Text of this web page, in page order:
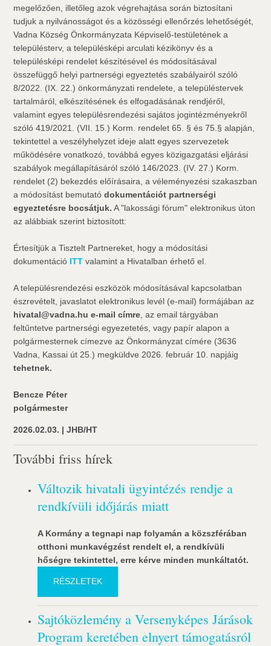
megelőzően, illetőleg azok végrehajtása során biztosítani
tudjuk a nyilvánosságot és a közösségi ellenőrzés lehetőségét,
Vadna Község Önkormányzata Képviselő-testületének a
településterv, a településképi arculati kézikönyv és a
településképi rendelet készítésével és módosításával
összefüggő helyi partnerségi egyeztetés szabályairól szóló
8/2022. (IX. 22.) önkormányzati rendelete, a településtervek
tartalmáról, elkészítésének és elfogadásának rendjéről,
valamint egyes településrendezési sajátos jogintézményekről
szóló 419/2021. (VII. 15.) Korm. rendelet 65. § és 75.§ alapján,
tekintettel a veszélyhelyzet ideje alatt egyes szervezetek
működésére vonatkozó, továbbá egyes közigazgatási eljárási
szabályok megállapításáról szóló 146/2023. (IV. 27.) Korm.
rendelet (2) bekezdés előírásaira, a véleményezési szakaszban
a módosítást bemutatódokumentációt partnerségi
egyeztetésre bocsátjuk. A "lakossági fórum" elektronikus úton
az alábbiak szerint biztosított:
Értesítjük a Tisztelt Partnereket, hogy a módosítási
dokumentáció ITT valamint a Hivatalban érhető el.
A településrendezési eszközök módosításával kapcsolatban
észrevételt, javaslatot elektronikus levél (e-mail) formájában az
hivatal@vadna.hu e-mail címre , az email tárgyában
feltűntetve partnerségi egyezetetés, vagy papír alapon a
polgármesternek címezve az Önkormányzat címére (3636
Vadna, Kassai út 25.) megküldve 2026. február 10. napjáig
tehetnek.
Bencze Péter
polgármester
2026.02.03. | JHB/HT
További friss hírek
Változik hivatali ügyintézés rendje a
rendkívüli időjárás miatt
A Kormány a tegnapi nap folyamán a közszférában
otthoni munkavégzést rendelt el, a rendkívüli
hőségre tekintettel, erre kérve minden munkáltatót.
RÉSZLETEK
Sajtóközlemény a Versenyképes Járások
Program keretében elnyert támogatásról